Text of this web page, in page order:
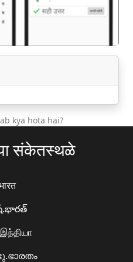
kya hota hai?
संकेतस्थळे